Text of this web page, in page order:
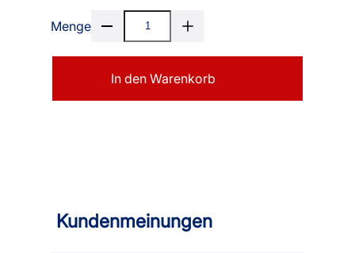
Menge
In den Warenkorb
Kundenmeinungen